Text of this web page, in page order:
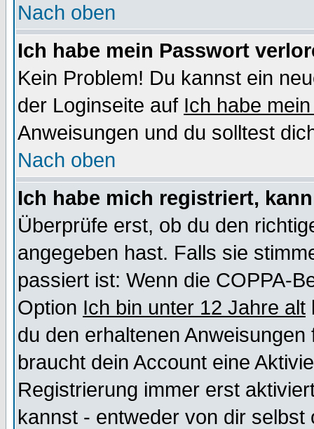
Nach oben
Ich habe mein Passwort
Kein Problem! Du kannst ein
der Loginseite auf Ich habe
Anweisungen und du solltest
Nach oben
Ich habe mich registriert,
Überprüfe erst, ob du den
angegeben hast. Falls sie
passiert ist: Wenn die COPPA-
Option Ich bin unter 12 Jahre alt
du den erhaltenen
braucht dein Account eine
Registrierung immer erst
kannst - entweder von dir selbst